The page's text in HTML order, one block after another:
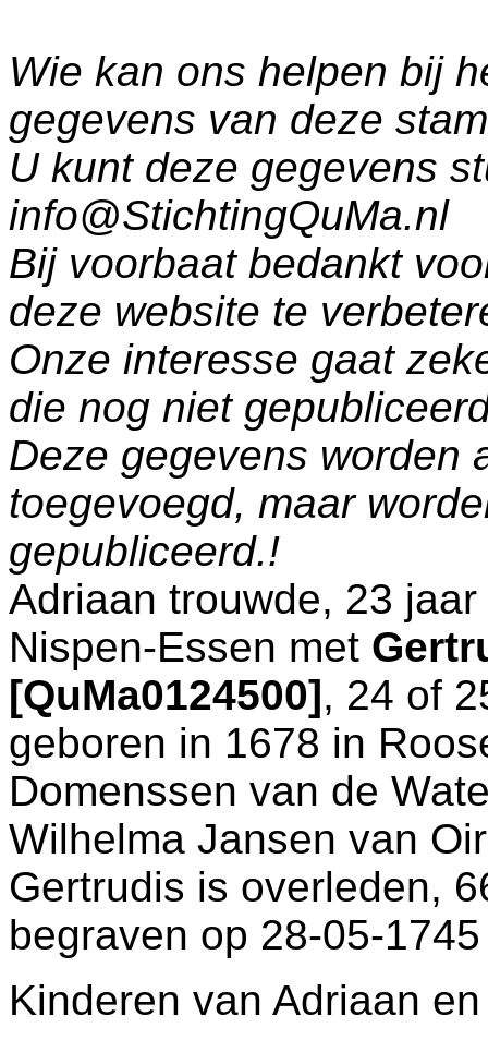
Wie kan ons helpen bij
gegevens van deze
U kunt deze gegevens
info@StichtingQuMa.nl
Bij voorbaat bedankt
deze website te
Onze interesse gaat
die nog niet
Deze gegevens worden
toegevoegd, maar
gepubliceerd.!
Adriaan trouwde, 23
Nispen-Essen met
[QuMa0124500], 24 of
geboren in 1678 in
Domenssen van de
Wilhelma Jansen van
Gertrudis is overleden,
begraven op 28-05-
Kinderen van Adriaan